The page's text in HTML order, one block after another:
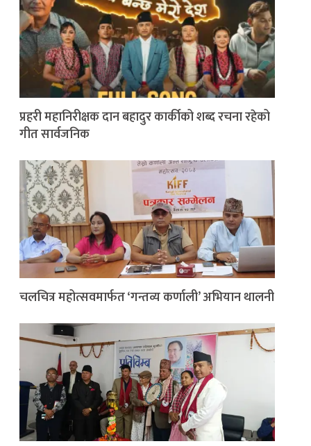
प्रहरी महानिरीक्षक दान बहादुर कार्कीको शब्द रचना रहेको
गीत सार्वजनिक
चलचित्र महोत्सवमार्फत ‘गन्तव्य कर्णाली’ अभियान थालनी